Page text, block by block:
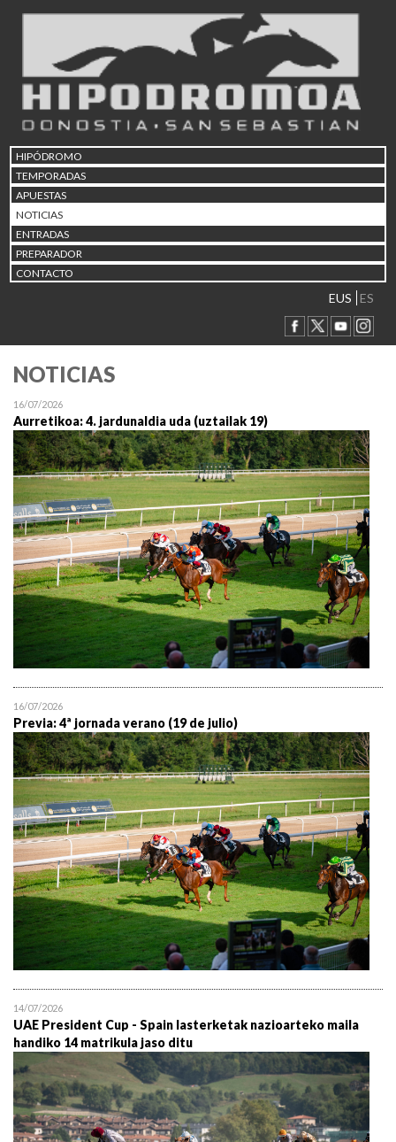
HIPÓDROMO
TEMPORADAS
APUESTAS
NOTICIAS
ENTRADAS
PREPARADOR
CONTACTO
EUS ES
NOTICIAS
16/07/2026
Aurretikoa: 4. jardunaldia uda (uztailak 19)
16/07/2026
Previa: 4ª jornada verano (19 de julio)
14/07/2026
UAE President Cup - Spain lasterketak nazioarteko maila
handiko 14 matrikula jaso ditu